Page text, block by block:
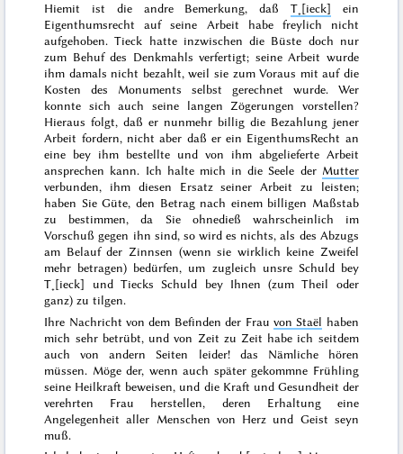
Hiemit ist die andre Bemerkung, daß T˖[ieck] ein
Eigenthumsrecht auf seine Arbeit habe freylich nicht
aufgehoben. Tieck hatte inzwischen die Büste doch nur
zum Behuf des Denkmahls verfertigt; seine Arbeit wurde
ihm damals nicht bezahlt, weil sie zum Voraus mit auf die
Kosten des Monuments selbst gerechnet wurde. Wer
konnte sich auch seine langen Zögerungen vorstellen?
Hieraus folgt, daß er nunmehr billig die Bezahlung jener
Arbeit fordern, nicht aber daß er ein EigenthumsRecht an
eine bey ihm bestellte und von ihm abgelieferte Arbeit
ansprechen kann. Ich halte mich in die Seele der Mutter
verbunden, ihm diesen Ersatz seiner Arbeit zu leisten;
haben Sie Güte, den Betrag nach einem billigen Maßstab
zu bestimmen, da Sie ohnedieß wahrscheinlich im
Vorschuß gegen ihn sind, so wird es nichts, als des Abzugs
am Belauf der Zinnsen (wenn sie wirklich keine Zweifel
mehr betragen) bedürfen, um zugleich unsre Schuld bey
T˖[ieck] und Tiecks Schuld bey Ihnen (zum Theil oder
ganz) zu tilgen.
Ihre Nachricht von dem Befinden der Frau von Staël haben
mich sehr betrübt, und von Zeit zu Zeit habe ich seitdem
auch von andern Seiten leider! das Nämliche hören
müssen. Möge der, wenn auch später gekommne Frühling
seine Heilkraft beweisen, und die Kraft und Gesundheit der
verehrten Frau herstellen, deren Erhaltung eine
Angelegenheit aller Menschen von Herz und Geist seyn
muß.